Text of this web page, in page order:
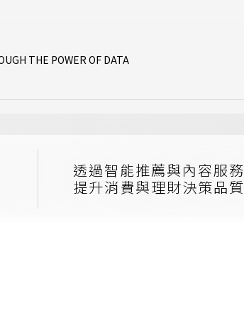
THE POWER OF DATA
透過智能推薦與內容服務
提升消費與理財決策品質